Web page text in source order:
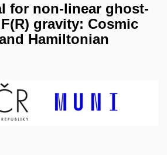
for non-linear ghost-
gravity: Cosmic
Hamiltonian